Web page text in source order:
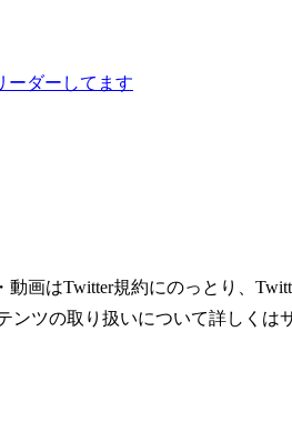
ーダーしてます
画はTwitter規約にのっとり、
ツの取り扱いについて詳しくは